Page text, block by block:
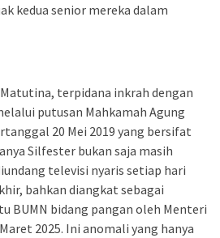
kedua senior mereka dalam
terpidana inkrah dengan
putusan Mahkamah Agung
20 Mei 2019 yang bersifat
Silfester bukan saja masih
televisi nyaris setiap hari
bahkan diangkat sebagai
BUMN bidang pangan oleh Menteri
2025. Ini anomali yang hanya